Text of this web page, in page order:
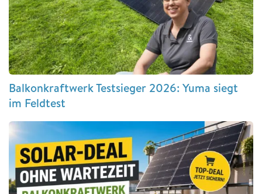
Balkonkraftwerk Testsieger 2026: Yuma siegt
im Feldtest